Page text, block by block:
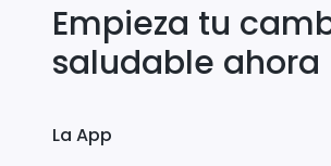
Empieza tu
saludable ahora
La App